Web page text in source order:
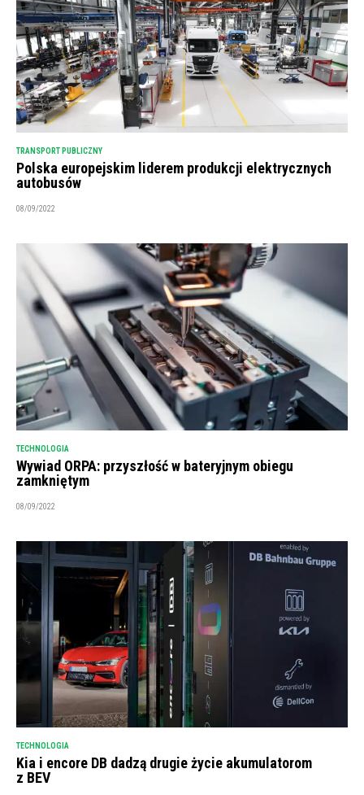
TRANSPORT PUBLICZNY
Polska europejskim liderem produkcji elektrycznych
autobusów
08/09/2022
TECHNOLOGIA
Wywiad ORPA: przyszłość w bateryjnym obiegu
zamkniętym
08/09/2022
TECHNOLOGIA
Kia i encore DB dadzą drugie życie akumulatorom
z BEV